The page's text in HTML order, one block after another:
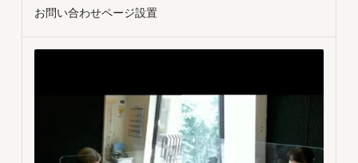
お問い合わせページ設置